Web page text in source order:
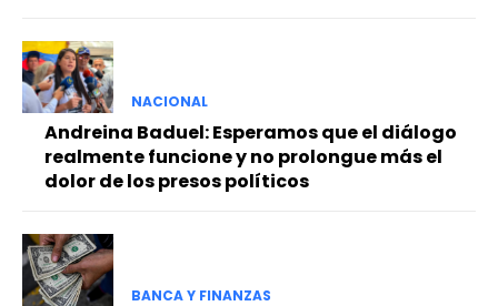
NACIONAL
Andreina Baduel: Esperamos que el diálogo
realmente funcione y no prolongue más el
dolor de los presos políticos
BANCA Y FINANZAS